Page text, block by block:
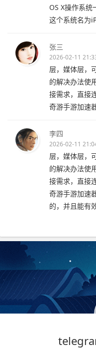
OS X操作系
这个系统名为
张三
2026-02-11
层，媒体层，
的解决办法使
接需求，直接
奇游手游加速
李四
2026-02-11
层，媒体层，
的解决办法使
接需求，直接
奇游手游加速
的，并且能有